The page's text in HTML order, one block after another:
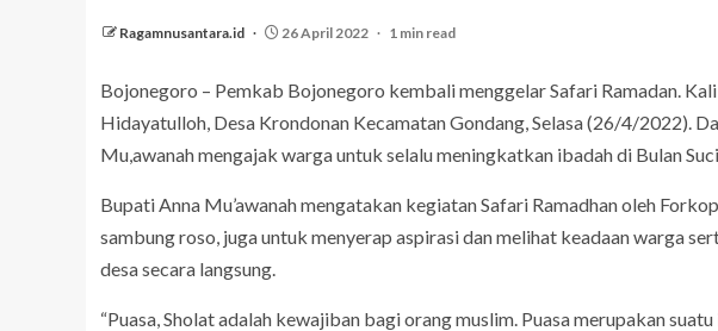
Ragamnusantara.id 26 April 2022 1 min read
Bojonegoro – Pemkab Bojonegoro kembali menggelar Safari Ramadan.
Hidayatulloh, Desa Krondonan Kecamatan Gondang, Selasa (26/4/2022).
Mu,awanah mengajak warga untuk selalu meningkatkan ibadah di Bulan
Bupati Anna Mu’awanah mengatakan kegiatan Safari Ramadhan oleh
sambung roso, juga untuk menyerap aspirasi dan melihat keadaan warga
desa secara langsung.
“Puasa, Sholat adalah kewajiban bagi orang muslim. Puasa merupakan